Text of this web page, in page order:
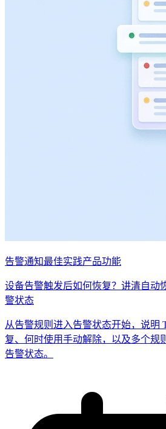
告警通知最佳实践产品功能
设备告警触发后如何恢复？讲清自动
警状态
从告警规则进入告警状态开始，说明
复、何时使用手动解除，以及多个规
告警状态。